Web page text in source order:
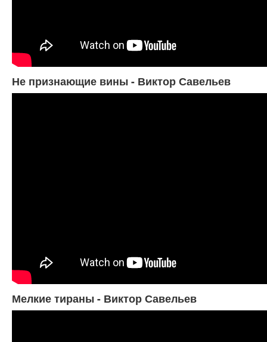
Не признающие вины - Виктор Савельев
Мелкие тираны - Виктор Савельев